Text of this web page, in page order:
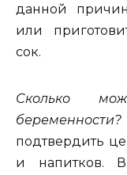
данной
или
сок.
Сколько
беременности?
подтвердить
и напитков.